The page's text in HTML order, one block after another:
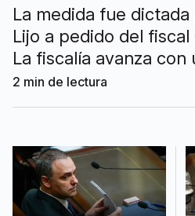
La medida fue
Lijo a pedido del
La fiscalía avanza con
patrimonial clave que
un llamado a
2 min de lectura